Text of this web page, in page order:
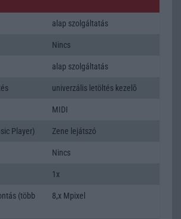
alap szolgáltatás
Nincs
alap szolgáltatás
univerzális letöltés kezelõ
MIDI
Player) Zene lejátszó
Nincs
1x
(több
8,x Mpixel